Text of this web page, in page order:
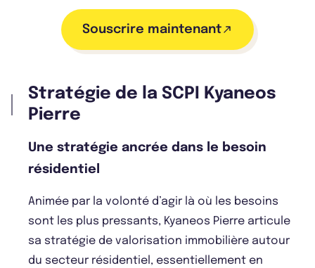
Souscrire maintenant
Stratégie de la SCPI Kyaneos
Pierre
Une stratégie ancrée dans le besoin
résidentiel
Animée par la volonté d’agir là où les besoins
sont les plus pressants, Kyaneos Pierre articule
sa stratégie de valorisation immobilière autour
du secteur résidentiel, essentiellement en